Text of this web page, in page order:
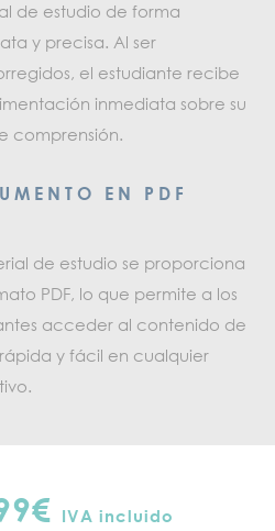
de estudio de forma
y precisa. Al ser
el estudiante recibe
inmediata sobre su
comprensión.
EN PDF
de estudio se proporciona
PDF, lo que permite a los
acceder al contenido de
y fácil en cualquier
€ IVA incluido